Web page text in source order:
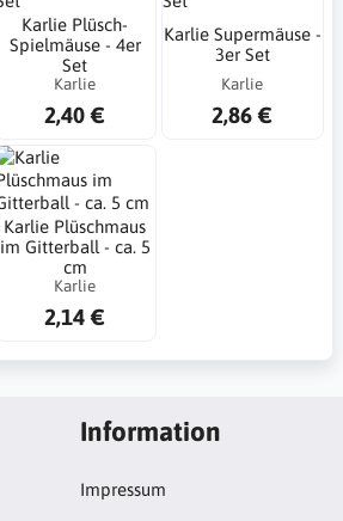
Karlie Plüsch-
Spielmäuse - 4er
Set
Karlie
2,40 €
Karlie Supermäuse -
3er Set
Karlie
2,86 €
Karlie Plüschmaus
im Gitterball - ca. 5
cm
Karlie
2,14 €
Information
Impressum